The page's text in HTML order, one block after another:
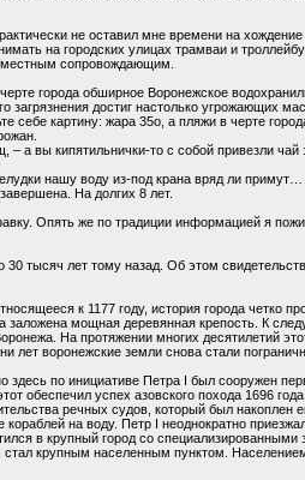
не оставил мне времени на хождение
на городских улицах трамваи и
местным сопровождающим.
города обширное Воронежское
загрязнения достиг настолько угрожающих
себе картину: жара 35о, а пляжи в черте
а вы кипятильнички-то с собой привезли чай
нашу воду из-под крана вряд ли примут…
На долгих 8 лет.
Опять же по традиции информацией я
тысяч лет тому назад. Об этом
к 1177 году, история города четко
мощная деревянная крепость. К
На протяжении многих десятилетий
лет воронежские земли снова стали
здесь по инициативе Петра I был сооружен
обеспечил успех азовского похода 1696
речных судов, который был накоплен
на воду. Петр I неоднократно
в крупный город со
крупным населенным пунктом.